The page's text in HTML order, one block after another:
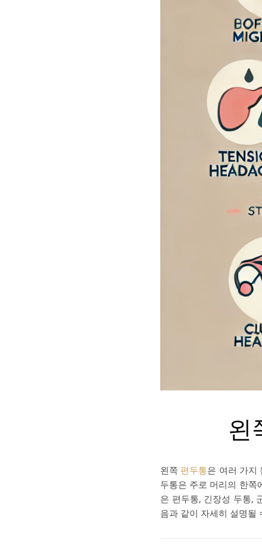
왼
왼쪽 편두통은 여러 가지
두통은 주로 머리의 한쪽
은 편두통, 긴장성 두통,
음과 같이 자세히 설명될